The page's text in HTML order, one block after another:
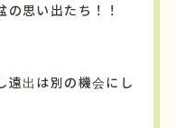
思い出たち！！
遠出は別の機会にし